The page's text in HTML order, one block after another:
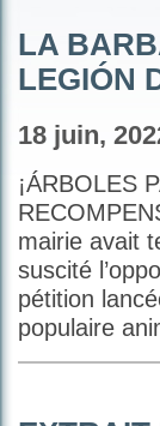
LA
LEGIÓN
18 juin,
¡ÁRBOLES
mairie avait
suscité
pétition
populaire